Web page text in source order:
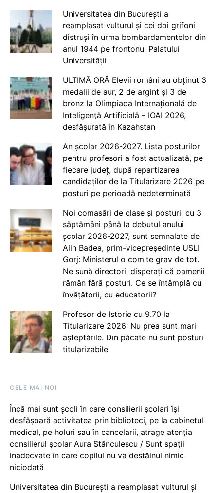
Universitatea din București a
reamplasat vulturul și cei doi grifoni
distruși în urma bombardamentelor din
anul 1944 pe frontonul Palatului
Universității
ULTIMĂ ORĂ Elevii români au obținut 3
medalii de aur, 2 de argint și 3 de
bronz la Olimpiada Internațională de
Inteligență Artificială – IOAI 2026,
desfășurată în Kazahstan
An școlar 2026-2027. Lista posturilor
pentru profesori a fost actualizată, pe
fiecare județ, după repartizarea
candidaților de la Titularizare 2026 pe
posturi pe perioadă nedeterminată
Noi comasări de clase și posturi, cu 3
săptămâni până la debutul anului
școlar 2026-2027, sunt semnalate de
Alin Badea, prim-vicepreședinte USLI
Gorj: Ministerul o comite grav de tot.
Ne sună directorii disperați că oamenii
rămân fără posturi. Ce se întâmplă cu
învățătorii, cu educatorii?
Profesor de Istorie cu 9.70 la
Titularizare 2026: Nu prea sunt mari
așteptările. Din păcate nu sunt posturi
titularizabile
CELE MAI NOI
Încă mai sunt școli în care consilierii școlari își
desfășoară activitatea prin biblioteci, pe la cabinetul
medical, pe holuri sau în cancelarii, atrage atenția
consilierul școlar Aura Stănculescu / Sunt spații
inadecvate în care copilul nu va destăinui nimic
niciodată
Universitatea din București a reamplasat vulturul și